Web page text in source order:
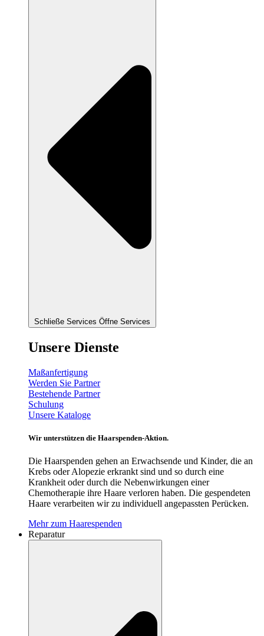
Schließe Services Öffne Services
Unsere Dienste
Maßanfertigung
Werden Sie Partner
Bestehende Partner
Schulung
Unsere Kataloge
Wir unterstützen die Haarspenden-Aktion.
Die Haarspenden gehen an Erwachsende und Kinder, die an
Krebs oder Alopezie erkrankt sind und so durch eine
Krankheit oder durch die Nebenwirkungen einer
Chemotherapie ihre Haare verloren haben. Die gespendeten
Haare verarbeiten wir zu individuell angepassten Perücken.
Mehr zum Haarespenden
Reparatur